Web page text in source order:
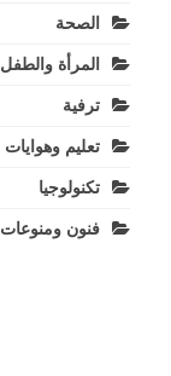
الصحة
المرأة والطفل
ترفية
تعليم وهوايات
تكنولوجيا
فنون ومنوعات